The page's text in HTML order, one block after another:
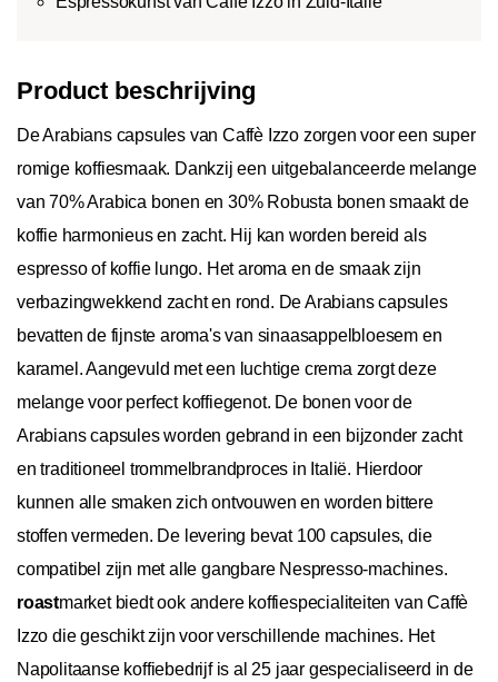
Product beschrijving
De Arabians capsules van Caffè Izzo zorgen voor een super
romige koffiesmaak. Dankzij een uitgebalanceerde melange
van 70% Arabica bonen en 30% Robusta bonen smaakt de
koffie harmonieus en zacht. Hij kan worden bereid als
espresso of koffie lungo. Het aroma en de smaak zijn
verbazingwekkend zacht en rond. De Arabians capsules
bevatten de fijnste aroma's van sinaasappelbloesem en
karamel. Aangevuld met een luchtige crema zorgt deze
melange voor perfect koffiegenot. De bonen voor de
Arabians capsules worden gebrand in een bijzonder zacht
en traditioneel trommelbrandproces in Italië. Hierdoor
kunnen alle smaken zich ontvouwen en worden bittere
stoffen vermeden. De levering bevat 100 capsules, die
compatibel zijn met alle gangbare Nespresso-machines.
roastmarket biedt ook andere koffiespecialiteiten van Caffè
Izzo die geschikt zijn voor verschillende machines. Het
Napolitaanse koffiebedrijf is al 25 jaar gespecialiseerd in de